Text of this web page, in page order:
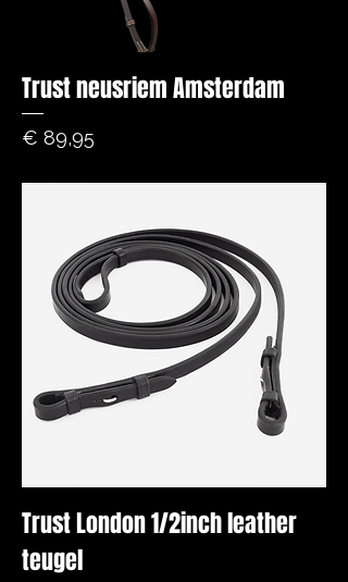
Trust neusriem Amsterdam
Prijs
€ 89,95
Trust London 1/2inch leather
teugel